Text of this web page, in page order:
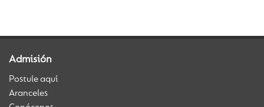
Admisión
Postule aquí
Aranceles